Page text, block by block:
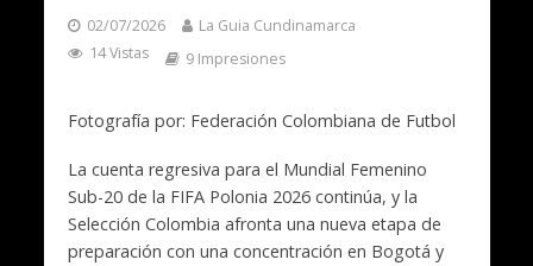
02/07/2026
La Guia Cundinamarca
14 Vistas
9 Impresiones
Fotografía por: Federación Colombiana de Futbol
La cuenta regresiva para el Mundial Femenino
Sub-20 de la FIFA Polonia 2026 continúa, y la
Selección Colombia afronta una nueva etapa de
preparación con una concentración en Bogotá y